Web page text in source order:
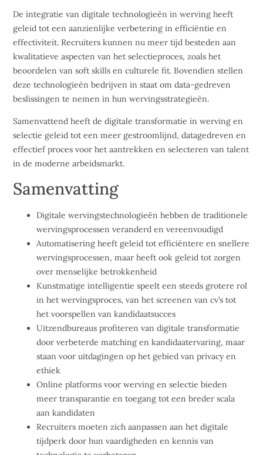
De integratie van digitale technologieën in werving heeft
geleid tot een aanzienlijke verbetering in efficiëntie en
effectiviteit. Recruiters kunnen nu meer tijd besteden aan
kwalitatieve aspecten van het selectieproces, zoals het
beoordelen van soft skills en culturele fit. Bovendien stellen
deze technologieën bedrijven in staat om data-gedreven
beslissingen te nemen in hun wervingsstrategieën.
Samenvattend heeft de digitale transformatie in werving en
selectie geleid tot een meer gestroomlijnd, datagedreven en
effectief proces voor het aantrekken en selecteren van talent
in de moderne arbeidsmarkt.
Samenvatting
Digitale wervingstechnologieën hebben de traditionele
wervingsprocessen veranderd en vereenvoudigd
Automatisering heeft geleid tot efficiëntere en snellere
wervingsprocessen, maar heeft ook geleid tot zorgen
over menselijke betrokkenheid
Kunstmatige intelligentie speelt een steeds grotere rol
in het wervingsproces, van het screenen van cv’s tot
het voorspellen van kandidaatsucces
Uitzendbureaus profiteren van digitale transformatie
door verbeterde matching en kandidaatervaring, maar
staan voor uitdagingen op het gebied van privacy en
ethiek
Online platforms voor werving en selectie bieden
meer transparantie en toegang tot een breder scala
aan kandidaten
Recruiters moeten zich aanpassen aan het digitale
tijdperk door hun vaardigheden en kennis van